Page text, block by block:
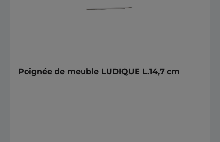
Poignée de meuble LUDIQUE L.14,7 cm